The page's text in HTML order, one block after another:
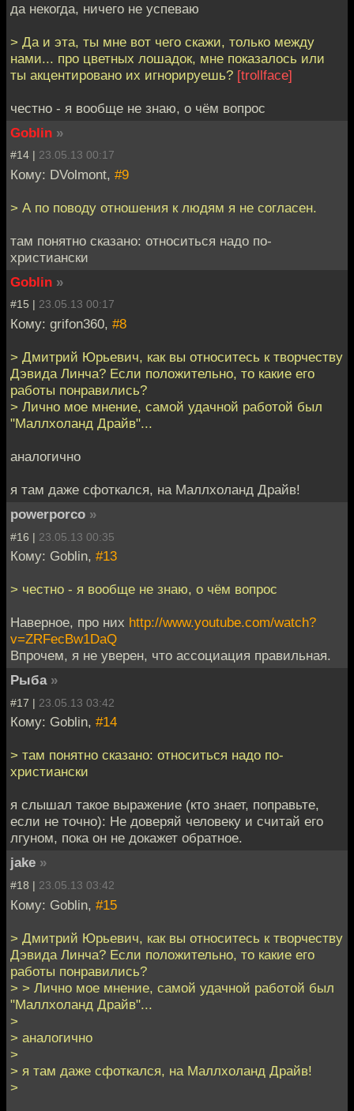
да некогда, ничего не успеваю
> Да и эта, ты мне вот чего скажи, только между
нами... про цветных лошадок, мне показалось или
ты акцентировано их игнорируешь? [trollface]
честно - я вообще не знаю, о чём вопрос
Goblin »
#14 | 23.05.13 00:17
Кому: DVolmont, #9
> А по поводу отношения к людям я не согласен.
там понятно сказано: относиться надо по-
христиански
Goblin »
#15 | 23.05.13 00:17
Кому: grifon360, #8
> Дмитрий Юрьевич, как вы относитесь к творчеству
Дэвида Линча? Если положительно, то какие его
работы понравились?
> Лично мое мнение, самой удачной работой был
"Маллхоланд Драйв"...
аналогично
я там даже сфоткался, на Маллхоланд Драйв!
powerporco »
#16 | 23.05.13 00:35
Кому: Goblin, #13
> честно - я вообще не знаю, о чём вопрос
Наверное, про них http://www.youtube.com/watch?
v=ZRFecBw1DaQ
Впрочем, я не уверен, что ассоциация правильная.
Рыбa »
#17 | 23.05.13 03:42
Кому: Goblin, #14
> там понятно сказано: относиться надо по-
христиански
я слышал такое выражение (кто знает, поправьте,
если не точно): Не доверяй человеку и считай его
лгуном, пока он не докажет обратное.
jake »
#18 | 23.05.13 03:42
Кому: Goblin, #15
> Дмитрий Юрьевич, как вы относитесь к творчеству
Дэвида Линча? Если положительно, то какие его
работы понравились?
> > Лично мое мнение, самой удачной работой был
"Маллхоланд Драйв"...
>
> аналогично
>
> я там даже сфоткался, на Маллхоланд Драйв!
>